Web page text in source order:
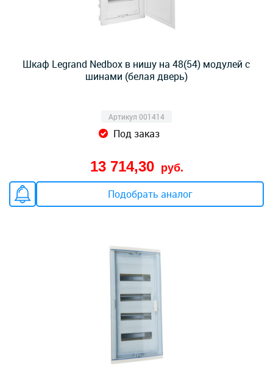
Шкаф Legrand Nedbox в нишу на 48(54) модулей с
шинами (белая дверь)
Артикул 001414
Под заказ
13 714,30 руб.
Подобрать аналог